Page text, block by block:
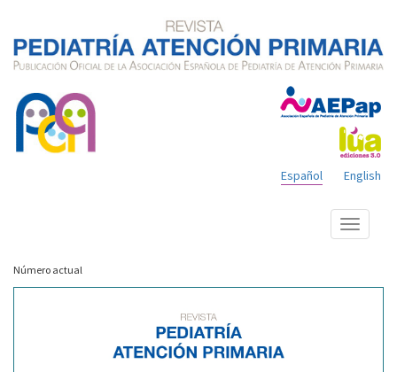
English
Español
Mostrar
menú
Número actual